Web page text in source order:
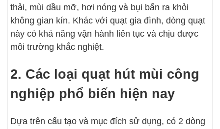
thải, mùi dầu mỡ, hơi nóng và bụi bẩn ra khỏi
không gian kín. Khác với quạt gia đình, dòng quạt
này có khả năng vận hành liên tục và chịu được
môi trường khắc nghiệt.
2. Các loại quạt hút mùi công
nghiệp phổ biến hiện nay
Dựa trên cấu tạo và mục đích sử dụng, có 2 dòng